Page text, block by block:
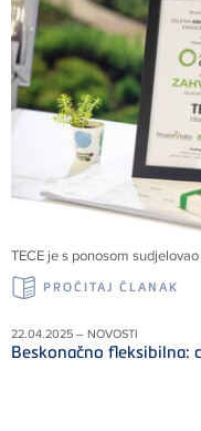
TECE je s ponosom
PROČITAJ ČLANAK
22.04.2025 – NOVOSTI
Beskonačno fleksibilna: